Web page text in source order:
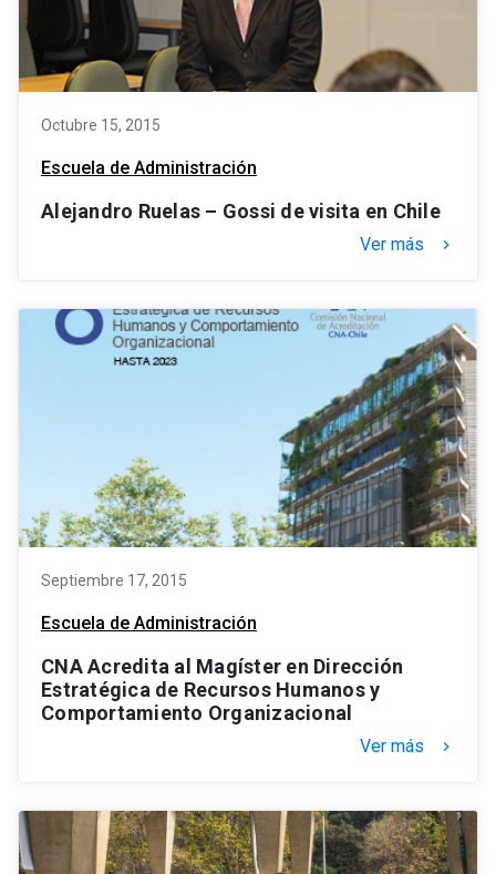
Octubre 15, 2015
Escuela de Administración
Alejandro Ruelas – Gossi de visita en Chile
Ver más keyboard_arrow_right
Septiembre 17, 2015
Escuela de Administración
CNA Acredita al Magíster en Dirección
Estratégica de Recursos Humanos y
Comportamiento Organizacional
Ver más keyboard_arrow_right